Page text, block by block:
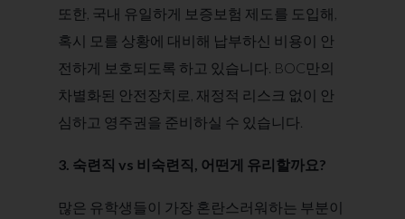
또한, 국내 유일하게 보증보험 제도를 도입해,
혹시 모를 상황에 대비해 납부하신 비용이 안
전하게 보호되도록 하고 있습니다. BOC만의
차별화된 안전장치로, 재정적 리스크 없이 안
심하고 영주권을 준비하실 수 있습니다.
3. 숙련직 vs 비숙련직, 어떤게 유리할까요?
많은 유학생들이 가장 혼란스러워하는 부분이